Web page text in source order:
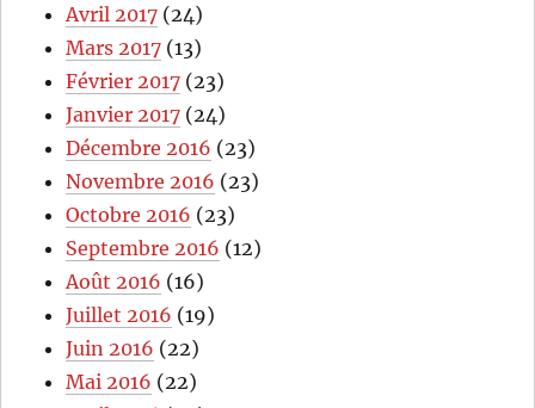
Avril 2017 (24)
Mars 2017 (13)
Février 2017 (23)
Janvier 2017 (24)
Décembre 2016 (23)
Novembre 2016 (23)
Octobre 2016 (23)
Septembre 2016 (12)
Août 2016 (16)
Juillet 2016 (19)
Juin 2016 (22)
Mai 2016 (22)